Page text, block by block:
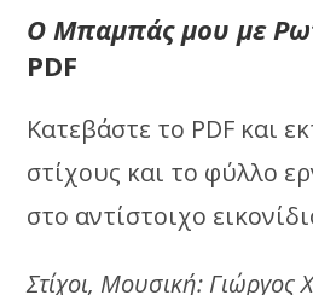
Ο Μπαμπάς μου με
PDF
Κατεβάστε το PDF και
στίχους και το φύλλο
στο αντίστοιχο
Στίχοι, Μουσική: Γιώργος